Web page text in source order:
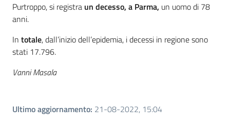
Purtroppo, si registra un decesso, a Parma, un uomo di 78
anni.
In totale, dall’inizio dell’epidemia, i decessi in regione sono
stati 17.796.
Vanni Masala
Ultimo aggiornamento: 21-08-2022, 15:04